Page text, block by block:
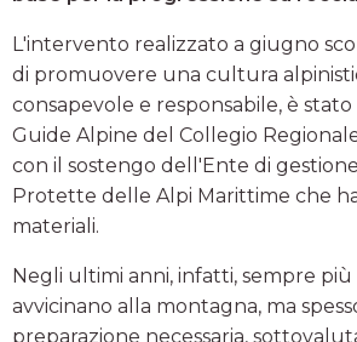
L'intervento realizzato a giugno
di promuovere una cultura
consapevole e responsabile, è
Guide Alpine del Collegio
con il sostengo dell'Ente di
Protette delle Alpi Marittime che
materiali.
Negli ultimi anni, infatti, sempre più
avvicinano alla montagna, ma
preparazione necessaria,